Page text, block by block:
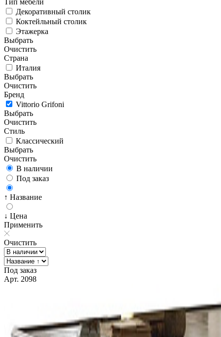
Декоративный столик
Коктейльный столик
Этажерка
Выбрать
Очистить
Страна
Италия
Выбрать
Очистить
Бренд
Vittorio Grifoni
Выбрать
Очистить
Стиль
Классический
Выбрать
Очистить
В наличии
Под заказ
↑ Название
↓ Цена
Применить
Очистить
Под заказ
Арт. 2098